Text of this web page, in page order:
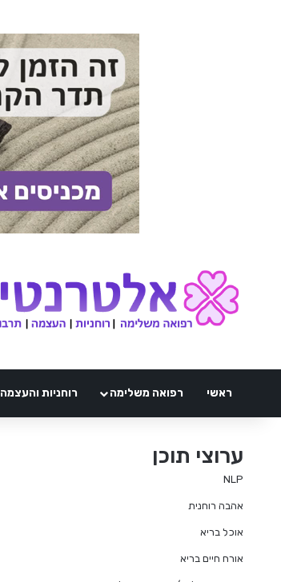
ראשי רפואה משלימה רוחניות והעצמה
ערוצי תוכן
NLP
אהבה רוחנית
אוכל בריא
אורח חיים בריא